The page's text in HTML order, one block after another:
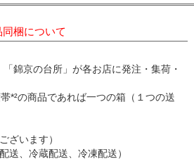
梱について
錦京の台所」が各お店に発注・集荷・
*²の商品であれば一つの箱（１つの送
ざいます）
送、冷蔵配送、冷凍配送）